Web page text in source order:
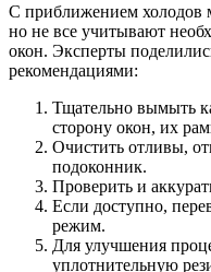
С приближением холодов
но не все учитывают
окон. Эксперты
рекомендациями:
Тщательно вымыть
сторону окон, их
Очистить отливы,
подоконник.
Проверить и
Если доступно,
режим.
Для улучшения
уплотнительную